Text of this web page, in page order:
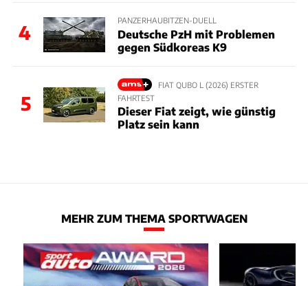
4
PANZERHAUBITZEN-DUELL
Deutsche PzH mit Problemen
gegen Südkoreas K9
5
FIAT QUBO L (2026) ERSTER
FAHRTEST
Dieser Fiat zeigt, wie günstig
Platz sein kann
MEHR ZUM THEMA SPORTWAGEN